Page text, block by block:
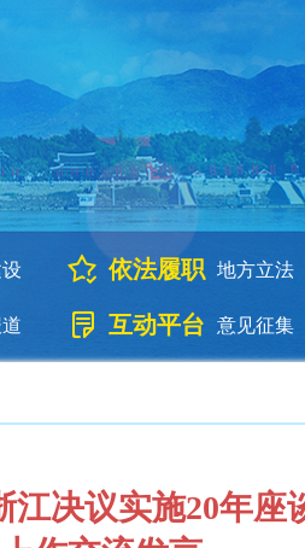
依法履职 地方立法
互动平台 意见征集
决议实施20年座